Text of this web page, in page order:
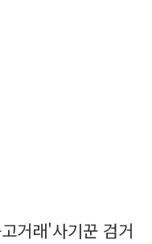
거래'사기꾼 검거